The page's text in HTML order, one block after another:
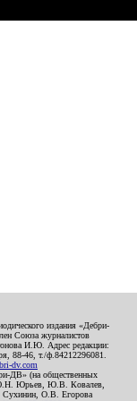
издания «Дебри-
Союза журналистов
И.Ю. Адрес редакции:
88-46, т./ф.84212296081.
dv.com
ДВ» (на общественных
Юрьев, Ю.В. Ковалев,
О.В. Егорова